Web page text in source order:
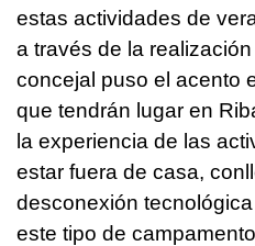
estas actividades de
a través de la
concejal puso el acento
que tendrán lugar en
la experiencia de las
estar fuera de casa,
desconexión
este tipo de